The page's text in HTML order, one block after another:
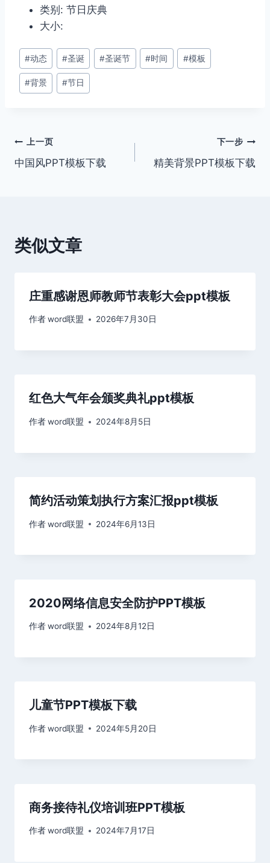
类别: 节日庆典
大小:
文
章
标
#动态 #圣诞 #圣诞节 #时间 #模板
#背景 #节日
文
章
上一页
中国风PPT模板下载
下一步
精美背景PPT模板下载
类似文章
庄重感谢恩师教师节表彰大会ppt模板
作者word联盟 2026年7月30日
红色大气年会颁奖典礼ppt模板
作者word联盟 2024年8月5日
简约活动策划执行方案汇报ppt模板
作者word联盟 2024年6月13日
2020网络信息安全防护PPT模板
作者word联盟 2024年8月12日
儿童节PPT模板下载
作者word联盟 2024年5月20日
商务接待礼仪培训班PPT模板
作者word联盟 2024年7月17日